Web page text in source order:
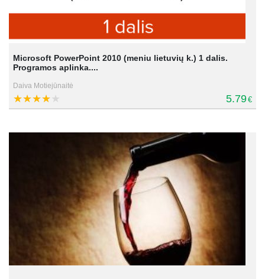
Microsoft PowerPoint 2010 (meniu lietuvių k.) 1 dalis.
Programos aplinka....
Daiva Motiejūnaitė
5.79€